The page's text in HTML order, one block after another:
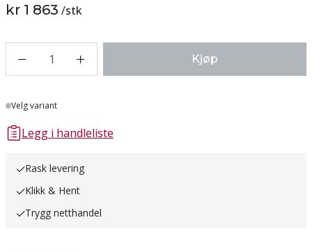
kr 1 863 /stk
1 Kjøp
Lager
Velg variant
Legg i handleliste
Rask levering
Klikk & Hent
Trygg netthandel